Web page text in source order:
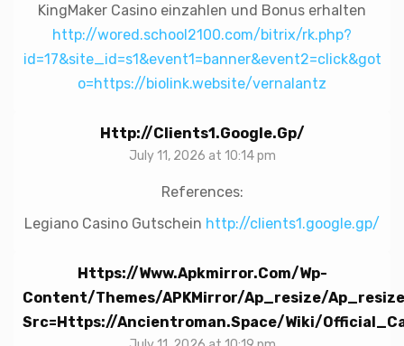
KingMaker Casino einzahlen und Bonus erhalten
http://wored.school2100.com/bitrix/rk.php?
id=17&site_id=s1&event1=banner&event2=click&got
o=https://biolink.website/vernalantz
Http://clients1.google.gp/
July 11, 2026 at 10:14 pm
References:
Legiano Casino Gutschein http://clients1.google.gp/
Https://www.apkmirror.com/wp-
Content/themes/APKMirror/ap_resize/
Src=https://ancientroman.space/wiki/